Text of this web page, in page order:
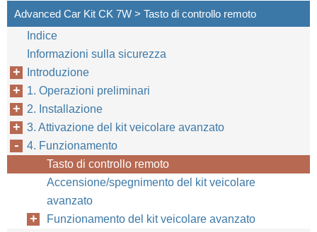
Advanced Car Kit CK 7W > Tasto di controllo remoto
Indice
Informazioni sulla sicurezza
Introduzione
1. Operazioni preliminari
2. Installazione
3. Attivazione del kit veicolare avanzato
4. Funzionamento
Tasto di controllo remoto
Accensione/spegnimento del kit veicolare
avanzato
Funzionamento del kit veicolare avanzato